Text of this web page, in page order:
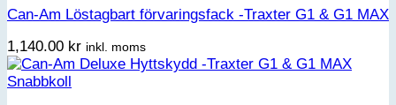
Can-Am Löstagbart förvaringsfack -Traxter G1 & G1 MAX
1,140.00 kr inkl. moms
Snabbkoll